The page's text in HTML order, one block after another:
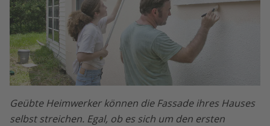
Geübte Heimwerker können die Fassade ihres Hauses
selbst streichen. Egal, ob es sich um den ersten